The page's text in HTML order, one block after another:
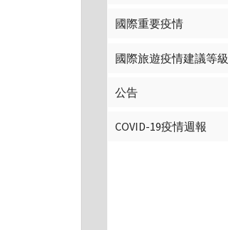
國際重要疫情
國際旅遊疫情建議等級
公告
COVID-19疫情週報